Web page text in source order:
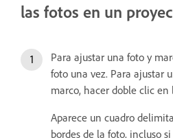
las fotos en un
Para ajustar una foto y
foto una vez. Para ajustar
marco, hacer doble clic en
Aparece un cuadro
bordes de la foto, incluso